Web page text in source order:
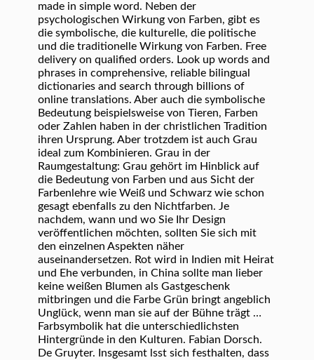
made in simple word. Neben der
psychologischen Wirkung von Farben, gibt es
die symbolische, die kulturelle, die politische
und die traditionelle Wirkung von Farben. Free
delivery on qualified orders. Look up words and
phrases in comprehensive, reliable bilingual
dictionaries and search through billions of
online translations. Aber auch die symbolische
Bedeutung beispielsweise von Tieren, Farben
oder Zahlen haben in der christlichen Tradition
ihren Ursprung. Aber trotzdem ist auch Grau
ideal zum Kombinieren. Grau in der
Raumgestaltung: Grau gehört im Hinblick auf
die Bedeutung von Farben und aus Sicht der
Farbenlehre wie Weiß und Schwarz wie schon
gesagt ebenfalls zu den Nichtfarben. Je
nachdem, wann und wo Sie Ihr Design
veröffentlichen möchten, sollten Sie sich mit
den einzelnen Aspekten näher
auseinandersetzen. Rot wird in Indien mit Heirat
und Ehe verbunden, in China sollte man lieber
keine weißen Blumen als Gastgeschenk
mitbringen und die Farbe Grün bringt angeblich
Unglück, wenn man sie auf der Bühne trägt …
Farbsymbolik hat die unterschiedlichsten
Hintergründe in den Kulturen. Fabian Dorsch.
De Gruyter. Insgesamt lsst sich festhalten, dass